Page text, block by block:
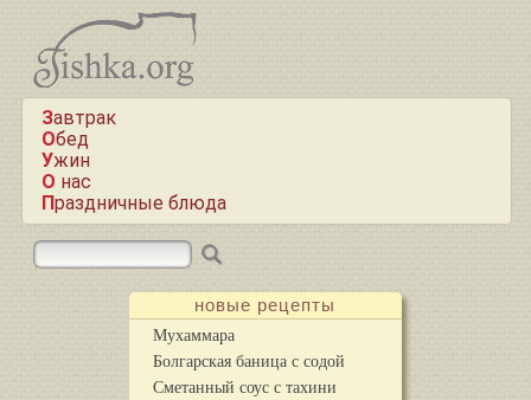
Завтрак
Обед
Ужин
О нас
Праздничные блюда
новые рецепты
Мухаммара
Болгарская баница с содой
Сметанный соус с тахини